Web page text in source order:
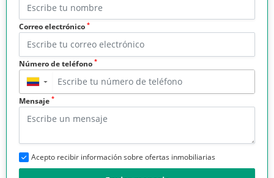
Correo electrónico *
Número de teléfono *
▼
Mensaje *
Acepto recibir información sobre ofertas inmobiliarias